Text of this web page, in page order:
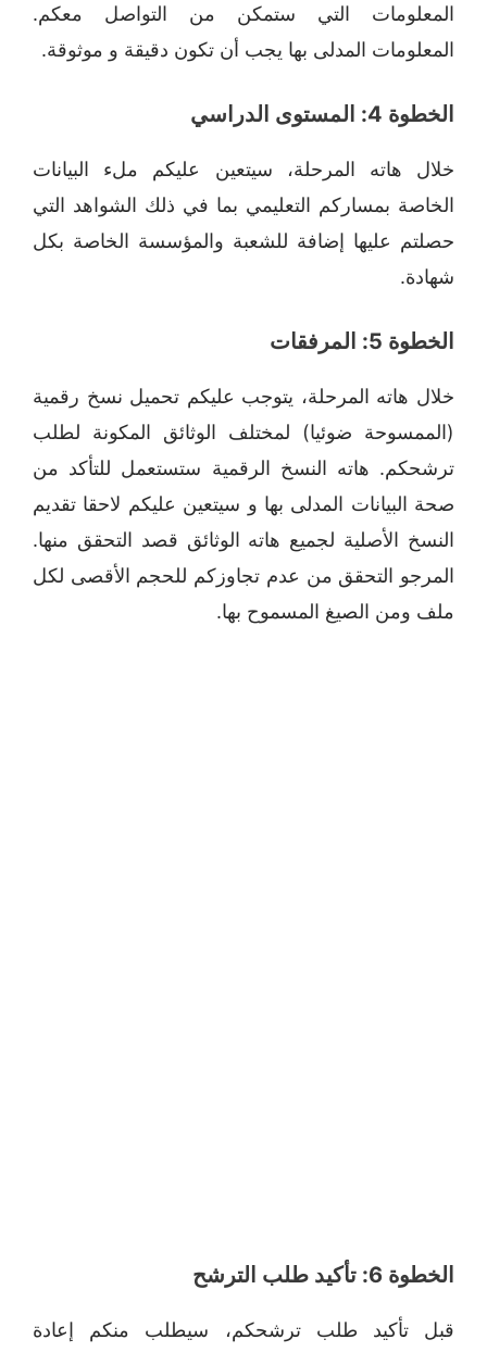
المعلومات التي ستمكن من التواصل معكم.
المعلومات المدلى بها يجب أن تكون دقيقة و موثوقة.
الخطوة 4: المستوى الدراسي
خلال هاته المرحلة، سيتعين عليكم ملء البيانات
الخاصة بمساركم التعليمي بما في ذلك الشواهد التي
حصلتم عليها إضافة للشعبة والمؤسسة الخاصة بكل
شهادة.
الخطوة 5: المرفقات
خلال هاته المرحلة، يتوجب عليكم تحميل نسخ رقمية
(الممسوحة ضوئيا) لمختلف الوثائق المكونة لطلب
ترشحكم. هاته النسخ الرقمية ستستعمل للتأكد من
صحة البيانات المدلى بها و سيتعين عليكم لاحقا تقديم
النسخ الأصلية لجميع هاته الوثائق قصد التحقق منها.
المرجو التحقق من عدم تجاوزكم للحجم الأقصى لكل
ملف ومن الصيغ المسموح بها.
الخطوة 6: تأكيد طلب الترشح
قبل تأكيد طلب ترشحكم، سيطلب منكم إعادة